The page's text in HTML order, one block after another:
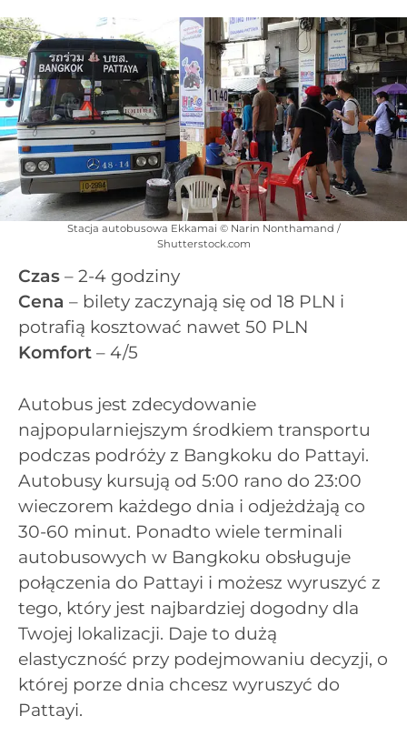
Stacja autobusowa Ekkamai © Narin Nonthamand /
Shutterstock.com
Czas – 2-4 godziny
Cena – bilety zaczynają się od 18 PLN i
potrafią kosztować nawet 50 PLN
Komfort – 4/5
Autobus jest zdecydowanie
najpopularniejszym środkiem transportu
podczas podróży z Bangkoku do Pattayi.
Autobusy kursują od 5:00 rano do 23:00
wieczorem każdego dnia i odjeżdżają co
30-60 minut. Ponadto wiele terminali
autobusowych w Bangkoku obsługuje
połączenia do Pattayi i możesz wyruszyć z
tego, który jest najbardziej dogodny dla
Twojej lokalizacji. Daje to dużą
elastyczność przy podejmowaniu decyzji, o
której porze dnia chcesz wyruszyć do
Pattayi.